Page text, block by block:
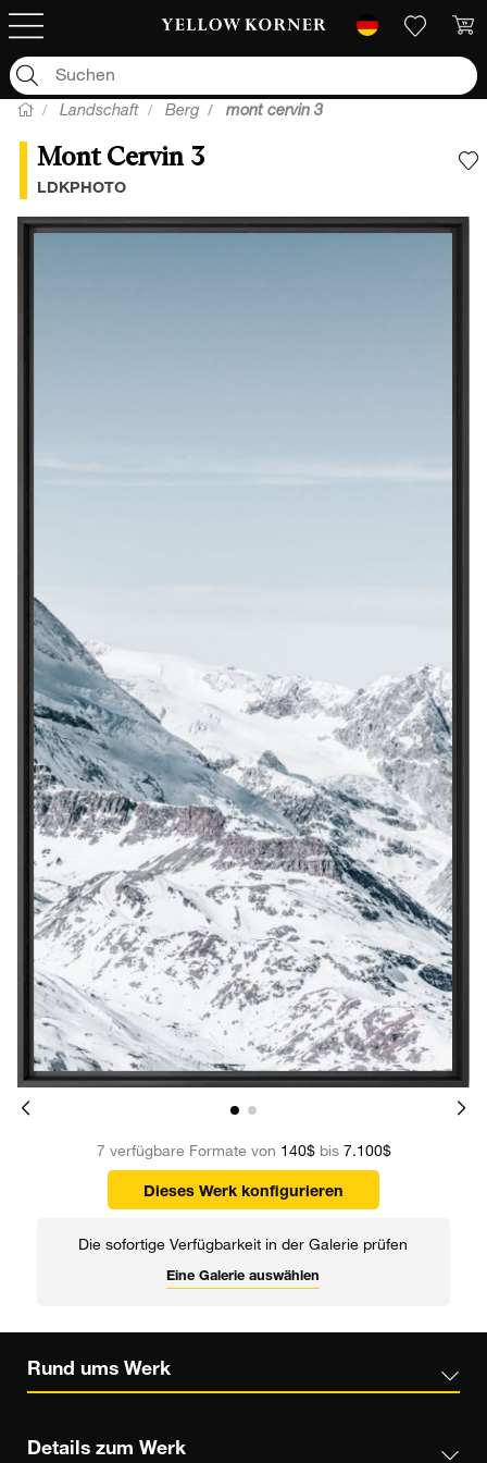
Landschaft Berg mont cervin 3
Mont Cervin 3
LDKPHOTO
7 verfügbare Formate von 140$bis 7.100$
Dieses Werk konfigurieren
Die sofortige Verfügbarkeit in der Galerie prüfen
Eine Galerie auswählen
Rund ums Werk
Details zum Werk